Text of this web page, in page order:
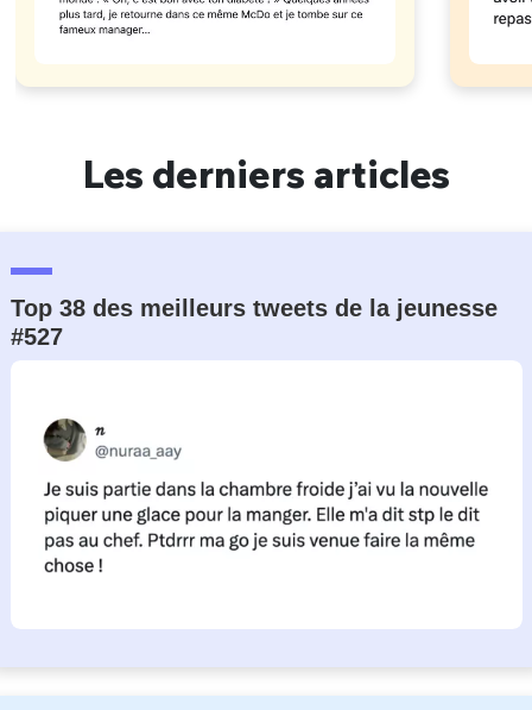
Les derniers articles
Top 38 des meilleurs tweets de la jeunesse
#527